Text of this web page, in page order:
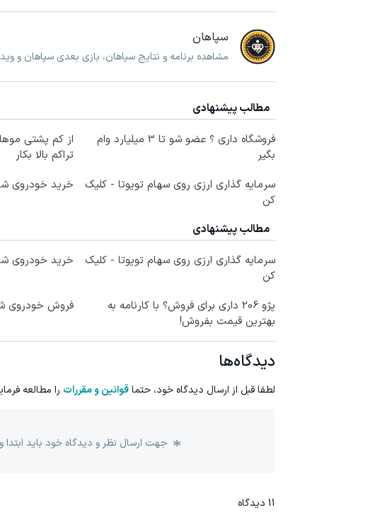
سپاهان
مشاهده برنامه و نتایج سپاهان، بازی بعدی سپاهان و
مطالب پیشنهادی
فروشگاه داری ؟ عضو شو تا 3 میلیارد وام
بگیر
از کم پشتی
تراکم بالا بکار
سرمایه گذاری ارزی روی سهام تویوتا - کلیک
کن
خرید خودروی
مطالب پیشنهادی
سرمایه گذاری ارزی روی سهام تویوتا - کلیک
کن
خرید خودروی
پژو 206 داری برای فروش؟ با کارنامه به
بهترین قیمت بفروش!
فروش خودروی
دیدگاه‌ها
لطفا قبل از ارسال دیدگاه خود، حتماقوانین و مقررات را مطالعه
جهت ارسال نظر و دیدگاه خود باید
11 دیدگاه